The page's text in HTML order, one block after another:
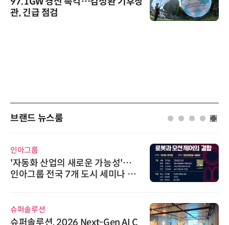
관, 긴급 점검
브랜드 뉴스룸
인아그룹
'자동화 산업의 새로운 가능성'…
인아그룹 전국 7개 도시 세미나 페
슈퍼솔루션
슈퍼솔루션, 2026 Next-Gen AI C